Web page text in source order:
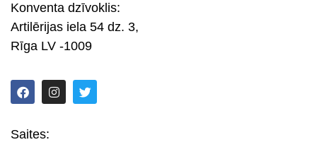
Konventa dzīvoklis:
Artilērijas iela 54 dz. 3,
Rīga LV -1009
Saites: